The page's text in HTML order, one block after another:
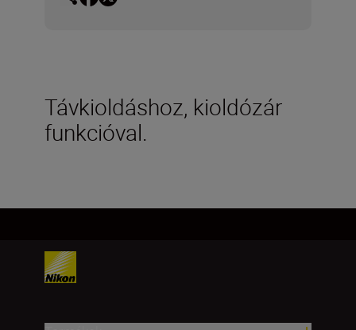
Távkioldáshoz, kioldózár
funkcióval.